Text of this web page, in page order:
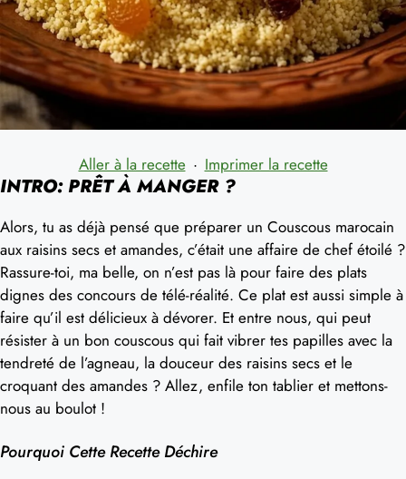
Aller à la recette · Imprimer la recette
INTRO: PRÊT À MANGER ?
Alors, tu as déjà pensé que préparer un Couscous marocain
aux raisins secs et amandes, c’était une affaire de chef étoilé ?
Rassure-toi, ma belle, on n’est pas là pour faire des plats
dignes des concours de télé-réalité. Ce plat est aussi simple à
faire qu’il est délicieux à dévorer. Et entre nous, qui peut
résister à un bon couscous qui fait vibrer tes papilles avec la
tendreté de l’agneau, la douceur des raisins secs et le
croquant des amandes ? Allez, enfile ton tablier et mettons-
nous au boulot !
Pourquoi Cette Recette Déchire